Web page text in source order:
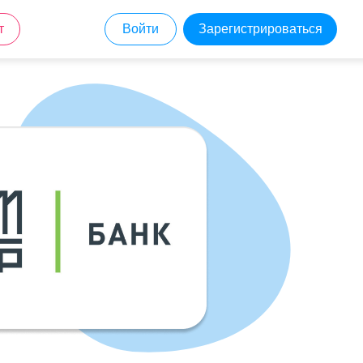
Зарегистрироваться
Войти